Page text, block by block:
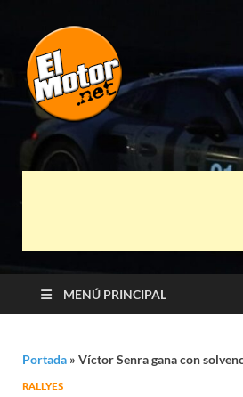
El
Net
Automóviles
MENÚ PRINCIPAL
Portada » Víctor Senra gana con
RALLYES